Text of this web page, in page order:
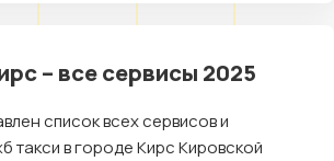
– все сервисы 2025
список всех сервисов и
такси в городе Кирс Кировской